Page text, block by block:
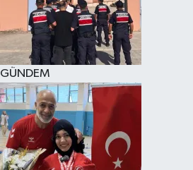
GÜNDEM
SPOR
KÜLTÜR SANAT
FRAGMANLAR